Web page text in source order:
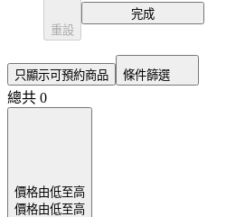
重設
完成
只顯示可預約商品 條件篩選
總共 0
價格由低至高
價格由低至高